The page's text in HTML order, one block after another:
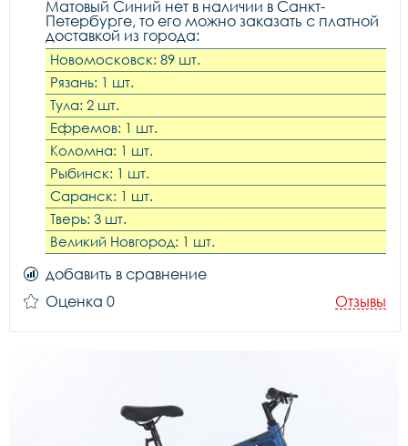
Матовый Синий нет в наличии в Санкт-
Петербурге, то его можно заказать с платной
доставкой из города:
Новомосковск: 89 шт.
Рязань: 1 шт.
Тула: 2 шт.
Ефремов: 1 шт.
Коломна: 1 шт.
Рыбинск: 1 шт.
Саранск: 1 шт.
Тверь: 3 шт.
Великий Новгород: 1 шт.
добавить в сравнение
Оценка 0
Отзывы